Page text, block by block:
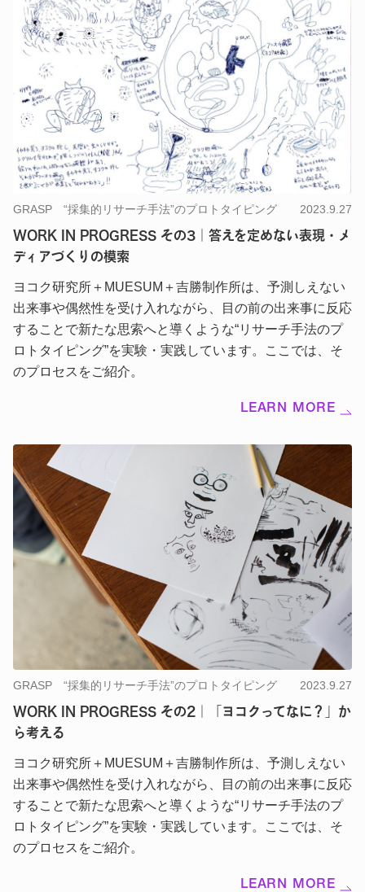
GRASP “採集的リサーチ手法”のプロトタイピング 2023.9.27
WORK IN PROGRESS その3｜答えを定めない表現・メ
ディアづくりの模索
ヨコク研究所＋MUESUM＋吉勝制作所は、予測しえない
出来事や偶然性を受け入れながら、目の前の出来事に反応
することで新たな思索へと導くような“リサーチ手法のプ
ロトタイピング”を実験・実践しています。ここでは、そ
のプロセスをご紹介。
LEARN MORE
GRASP “採集的リサーチ手法”のプロトタイピング 2023.9.27
WORK IN PROGRESS その2｜「ヨコクってなに？」か
ら考える
ヨコク研究所＋MUESUM＋吉勝制作所は、予測しえない
出来事や偶然性を受け入れながら、目の前の出来事に反応
することで新たな思索へと導くような“リサーチ手法のプ
ロトタイピング”を実験・実践しています。ここでは、そ
のプロセスをご紹介。
LEARN MORE